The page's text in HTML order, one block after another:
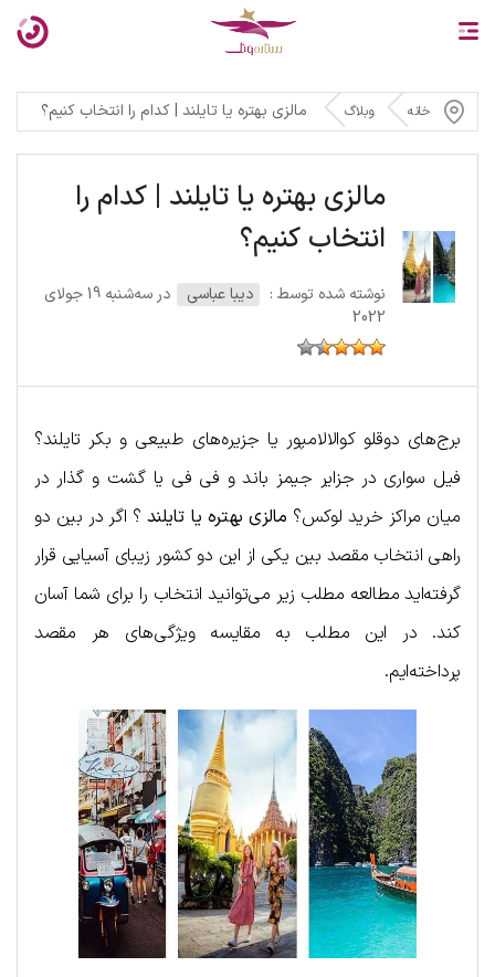
خانه وبلاگ مالزی بهتره یا تایلند | کدام را انتخاب کنیم؟
مالزی بهتره یا تایلند | کدام را
انتخاب کنیم؟
نوشته شده توسط : دیبا عباسی
در سه‌شنبه 19 جولای
2022
برج‌های دوقلو کوالالامپور یا جزیره‌های طبیعی و بکر تایلند؟
فیل سواری در جزایر جیمز باند و فی فی یا گشت و گذار در
میان مراکز خرید لوکس؟ مالزی بهتره یا تایلند ؟ اگر در بین دو
راهی انتخاب مقصد بین یکی از این دو کشور زیبای آسیایی قرار
گرفته‌اید مطالعه مطلب زیر می‌توانید انتخاب را برای شما آسان
کند. در این مطلب به مقایسه ویژگی‌های هر مقصد
پرداخته‌ایم.